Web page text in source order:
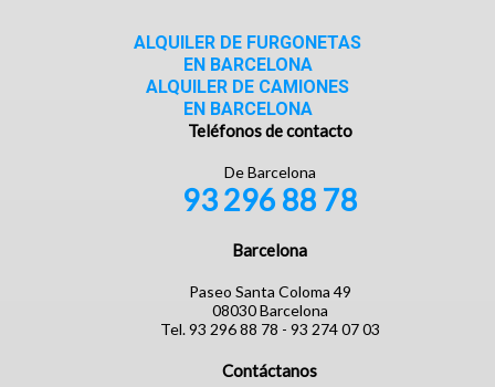
ALQUILER DE FURGONETAS
EN BARCELONA
ALQUILER DE CAMIONES
EN BARCELONA
Teléfonos de contacto
De Barcelona
93 296 88 78
Barcelona
Paseo Santa Coloma 49
08030 Barcelona
Tel. 93 296 88 78 - 93 274 07 03
Contáctanos